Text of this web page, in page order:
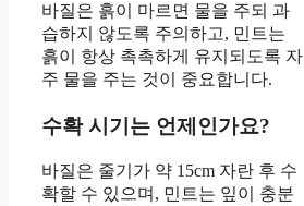
바질은 흙이 마르면 물을 주되 과
습하지 않도록 주의하고, 민트는
흙이 항상 촉촉하게 유지되도록 자
주 물을 주는 것이 중요합니다.
수확 시기는 언제인가요?
바질은 줄기가 약 15cm 자란 후 수
확할 수 있으며, 민트는 잎이 충분